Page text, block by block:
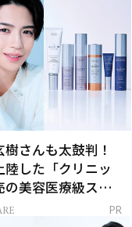
樹さんも太鼓判！
陸した「クリニッ
の美容医療級スキ
PR